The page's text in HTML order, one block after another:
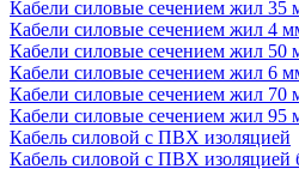
Кабели силовые сечением жил 35
Кабели силовые сечением жил 4
Кабели силовые сечением жил 50
Кабели силовые сечением жил 6
Кабели силовые сечением жил 70
Кабели силовые сечением жил 95
Кабель силовой с ПВХ изоляцией
Кабель силовой с ПВХ изоляцией